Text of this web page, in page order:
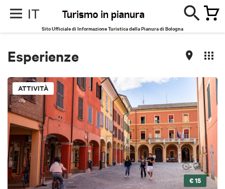
IT
Sito Ufficiale di Informazione Turistica della Pianura di Bologna
Esperienze
ATTIVITÀ
€ 15